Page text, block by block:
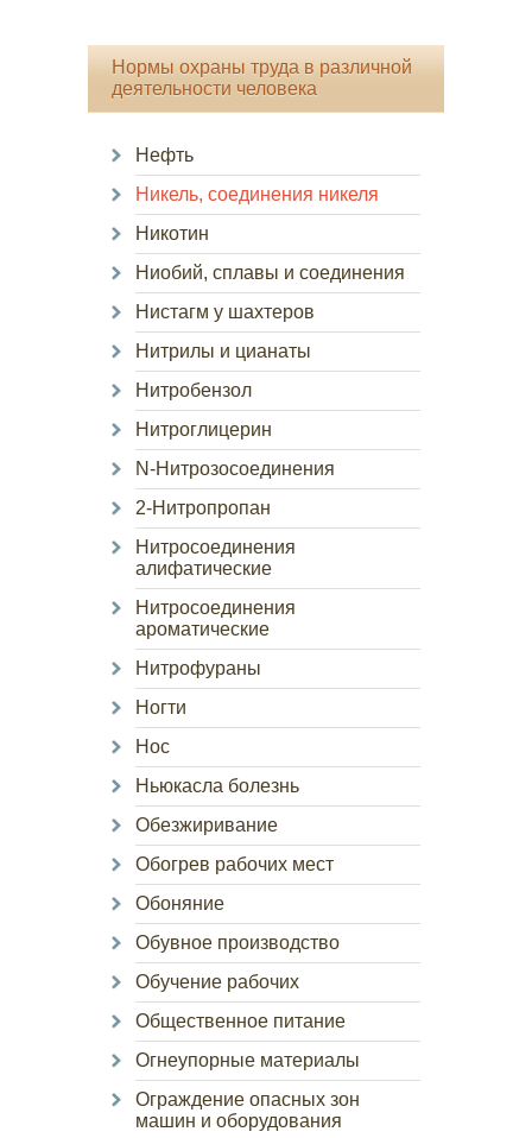
Нормы охраны труда в различной
деятельности человека
Нефть
Никель, соединения никеля
Никотин
Ниобий, сплавы и соединения
Нистагм у шахтеров
Нитрилы и цианаты
Нитробензол
Нитроглицерин
N-Нитрозосоединения
2-Нитропропан
Нитросоединения
алифатические
Нитросоединения
ароматические
Нитрофураны
Ногти
Нос
Ньюкасла болезнь
Обезжиривание
Обогрев рабочих мест
Обоняние
Обувное производство
Обучение рабочих
Общественное питание
Огнеупорные материалы
Ограждение опасных зон
машин и оборудования